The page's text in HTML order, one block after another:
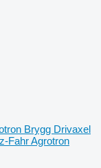
Brygg Drivaxel
Fahr Agrotron